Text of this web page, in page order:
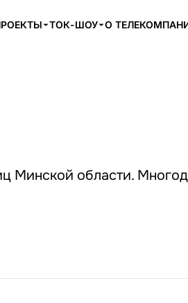
ТОК-ШОУ О
Минской области.